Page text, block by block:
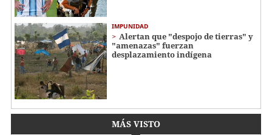
IMPUNIDAD
Alertan que "despojo de tierras" y
"amenazas" fuerzan
desplazamiento indígena
MÁS VISTO